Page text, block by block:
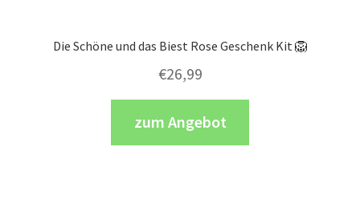
Die Schöne und das Biest Rose Geschenk Kit 🦁
€26,99
zum Angebot